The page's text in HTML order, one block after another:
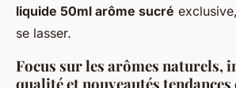
liquide 50ml arôme sucré
se lasser.
Focus sur les arômes naturels,
qualité et nouveautés